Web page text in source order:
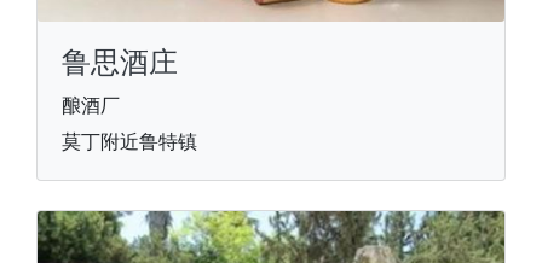
鲁思酒庄
酿酒厂
莫丁附近鲁特镇